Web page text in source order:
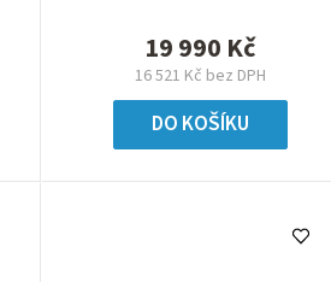
16 521 Kč bez DPH
19 990 Kč
DO KOŠÍKU